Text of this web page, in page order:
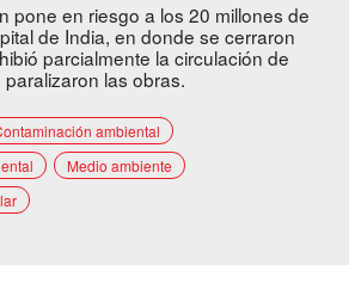
pone en riesgo a los 20 millones de
de India, en donde se cerraron
parcialmente la circulación de
las obras.
ambiental
Medio ambiente